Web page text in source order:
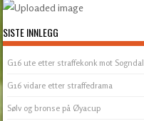
SISTE INNLEGG
G16 ute etter straffekonk mot Sogndal
G16 vidare etter straffedrama
Sølv og bronse på Øyacup